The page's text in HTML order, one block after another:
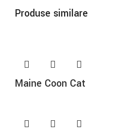
Produse similare
Maine Coon Cat